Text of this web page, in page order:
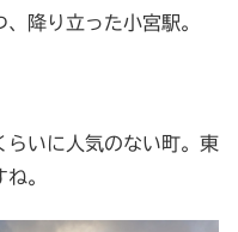
降り立った小宮駅。
らいに人気のない町。東
。